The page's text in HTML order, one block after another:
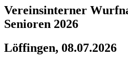
Vereinsinterner
Senioren 2026
Löffingen, 08.07.2026